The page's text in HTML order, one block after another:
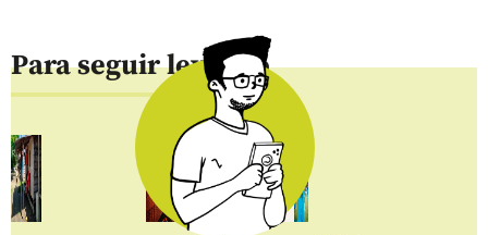
Para seguir leyendo